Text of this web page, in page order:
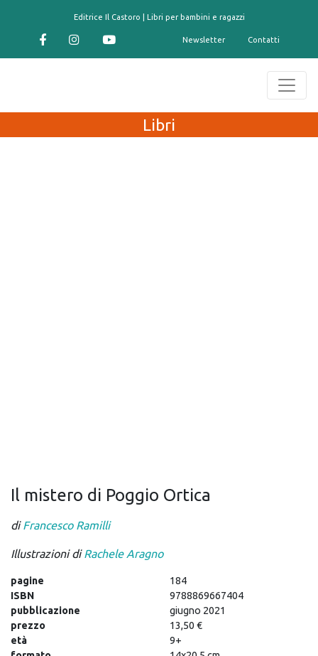
Editrice Il Castoro | Libri per bambini e ragazzi
Newsletter Contatti
Libri
Il mistero di Poggio Ortica
diFrancesco Ramilli
Illustrazioni diRachele Aragno
pagine
184
ISBN
9788869667404
pubblicazione
giugno 2021
prezzo
13,50 €
età
9+